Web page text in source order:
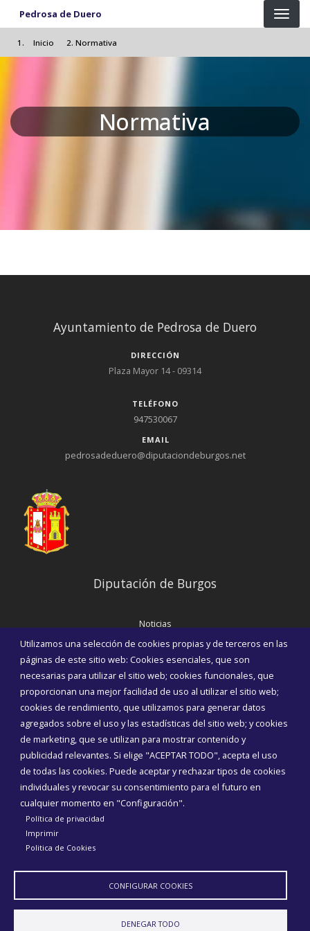
Pasar al contenido principal
Pedrosa de Duero
Inicio Normativa
Normativa
Utilizamos una selección de cookies propias y de terceros en las
páginas de este sitio web: Cookies esenciales, que son
necesarias para utilizar el sitio web; cookies funcionales, que
proporcionan una mejor facilidad de uso al utilizar el sitio web;
cookies de rendimiento, que utilizamos para generar datos
agregados sobre el uso y las estadísticas del sitio web; y cookies
de marketing, que se utilizan para mostrar contenido y
publicidad relevantes. Si elige "ACEPTAR TODO", acepta el uso
de todas las cookies. Puede aceptar y rechazar tipos de cookies
individuales y revocar su consentimiento para el futuro en
cualquier momento en "Configuración".
Política de privacidad
Imprimir
Politica de Cookies
CONFIGURAR COOKIES
DENEGAR TODO
Ayuntamiento de Pedrosa de Duero
DIRECCIÓN
Plaza Mayor 14 - 09314
TELÉFONO
947530067
EMAIL
pedrosadeduero@diputaciondeburgos.net
Diputación de Burgos
Noticias
Eventos
Corporación Municipal
Teléfonos de interés
INICIAR SESIÓN
MAPA WEB